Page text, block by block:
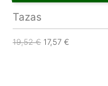
Tazas
19,52 € 17,57 €